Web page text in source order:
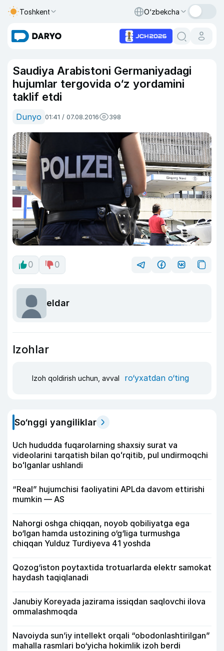
Toshkent O‘zbekcha
Saudiya Arabistoni Germaniyadagi
hujumlar tergovida o‘z yordamini
taklif etdi
Dunyo 01:41 / 07.08.2016 398
0 0
eldar
Izohlar
Izoh qoldirish uchun, avval ro‘yxatdan o‘ting
So‘nggi yangiliklar
Uch hududda fuqarolarning shaxsiy surat va
videolarini tarqatish bilan qoʻrqitib, pul undirmoqchi
boʻlganlar ushlandi
“Real” hujumchisi faoliyatini APLda davom ettirishi
mumkin — AS
Nahorgi oshga chiqqan, noyob qobiliyatga ega
bo‘lgan hamda ustozining o‘g‘liga turmushga
chiqqan Yulduz Turdiyeva 41 yoshda
Qozog‘iston poytaxtida trotuarlarda elektr samokat
haydash taqiqlanadi
Janubiy Koreyada jazirama issiqdan saqlovchi ilova
ommalashmoqda
Navoiyda sun’iy intellekt orqali “obodonlashtirilgan”
mahalla rasmlari bo‘yicha hokimlik izoh berdi